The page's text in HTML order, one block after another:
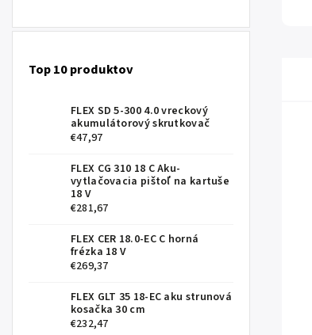
Top 10 produktov
FLEX SD 5-300 4.0 vreckový
akumulátorový skrutkovač
€47,97
FLEX CG 310 18 C Aku-
vytlačovacia pištoľ na kartuše
18 V
€281,67
FLEX CER 18.0-EC C horná
frézka 18 V
€269,37
FLEX GLT 35 18-EC aku strunová
kosačka 30 cm
€232,47